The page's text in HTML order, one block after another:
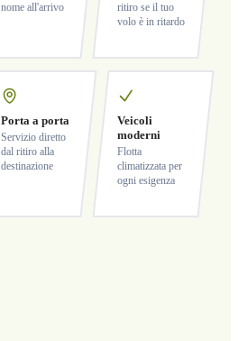
nome all'arrivo
ritiro se il tuo
volo è in ritardo
Porta a porta
Servizio diretto
dal ritiro alla
destinazione
Veicoli
moderni
Flotta
climatizzata per
ogni esigenza